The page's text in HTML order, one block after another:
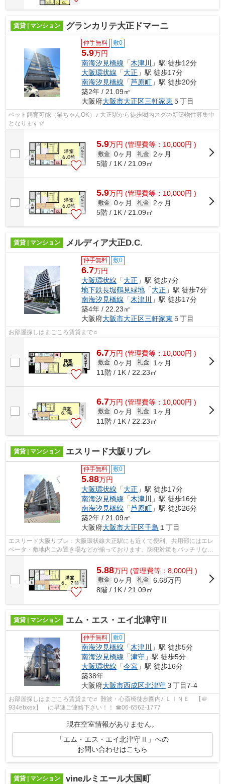
賃貸 | マンション グランカリテ大正ドマーニ
仲手無料 敷0
5.9万円
南海汐見橋線 「木津川
」駅 徒歩12分
大阪環状線 「大正 」駅 徒歩17分
南海汐見橋線 「芦原町 」駅 徒歩20分
築2年 / 21.09㎡
大阪府大阪市大正区三軒家東 ５丁目
ペット飼育可能（猫ちゃんOK）♪ 大正駅から徒歩圏内スグの新築物件募集中
となります☆
5.9万円 (管理費等：10,000円 )
敷金 0ヶ月 礼金
2ヶ月
5階 / 1K / 21.09㎡
5.9万円 (管理費等：10,000円 )
敷金 0ヶ月 礼金
2ヶ月
5階 / 1K / 21.09㎡
賃貸 | マンション メルディア大正D.C.
仲手無料 敷0
6.7万円
大阪環状線 「大正 」駅 徒歩7分
地下鉄長堀鶴見緑地 「大正 」駅 徒歩7分
南海汐見橋線 「木津川
」駅 徒歩17分
築4年 / 22.23㎡
大阪府大阪市大正区三軒家東 ５丁目
お部屋探しはまごころ賃貸まで♬
6.7万円 (管理費等：10,000円 )
敷金 0ヶ月 礼金
1ヶ月
11階 / 1K / 22.23㎡
6.7万円 (管理費等：10,000円 )
敷金 0ヶ月 礼金
1ヶ月
11階 / 1K / 22.23㎡
賃貸 | マンション エスリード大阪リブレ
仲手無料 敷0
5.88万円
大阪環状線 「大正 」駅 徒歩17分
南海汐見橋線 「木津川
」駅 徒歩16分
南海汐見橋線 「芦原町 」駅 徒歩26分
築2年 / 21.09㎡
大阪府大阪市大正区千島 １丁目
エスリード大阪リブレ：大阪環状線大正駅にも近くて便利。共用部にはエレ
ベータ・敷地内ごみ置き場などが揃っております。防犯対策もバッチリなマ
5.88万円 (管理費等：8,000円 )
敷金 0ヶ月 礼金 6.68万円
8階 / 1K / 21.09㎡
賃貸 | マンション エム・エス・エイ北津守Ⅱ
仲手無料 敷0
南海汐見橋線 「木津川
」駅 徒歩5分
南海汐見橋線 「津守 」駅 徒歩5分
大阪環状線 「今宮 」駅 徒歩16分
築38年
大阪府大阪市西成区北津守３丁目7-4
お部屋探しはまごころ賃貸まで♬ 難波・心斎橋徒歩圏内♪ ＬＩＮＥ 【＠
934ebxex】 に早速ご連絡下さい！！ ☎06-6562-1777
現在空室情報がありません。
「エム・エス・エイ北津守Ⅱ」への
お問い合わせはこちら
賃貸 | マンション vineルミエール大国町